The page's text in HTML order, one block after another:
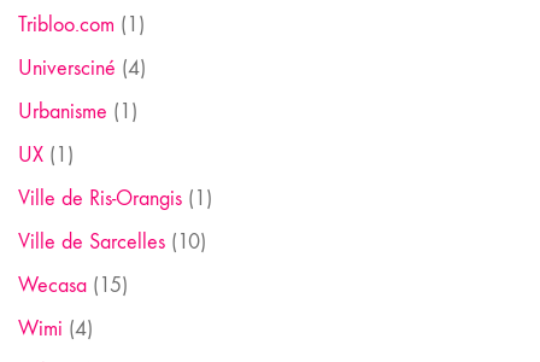
Tribloo.com (1)
Universciné (4)
Urbanisme (1)
UX (1)
Ville de Ris-Orangis (1)
Ville de Sarcelles (10)
Wecasa (15)
Wimi (4)